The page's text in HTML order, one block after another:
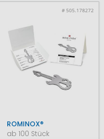
# 505.178272
ROMINOX®
ab 100 Stück